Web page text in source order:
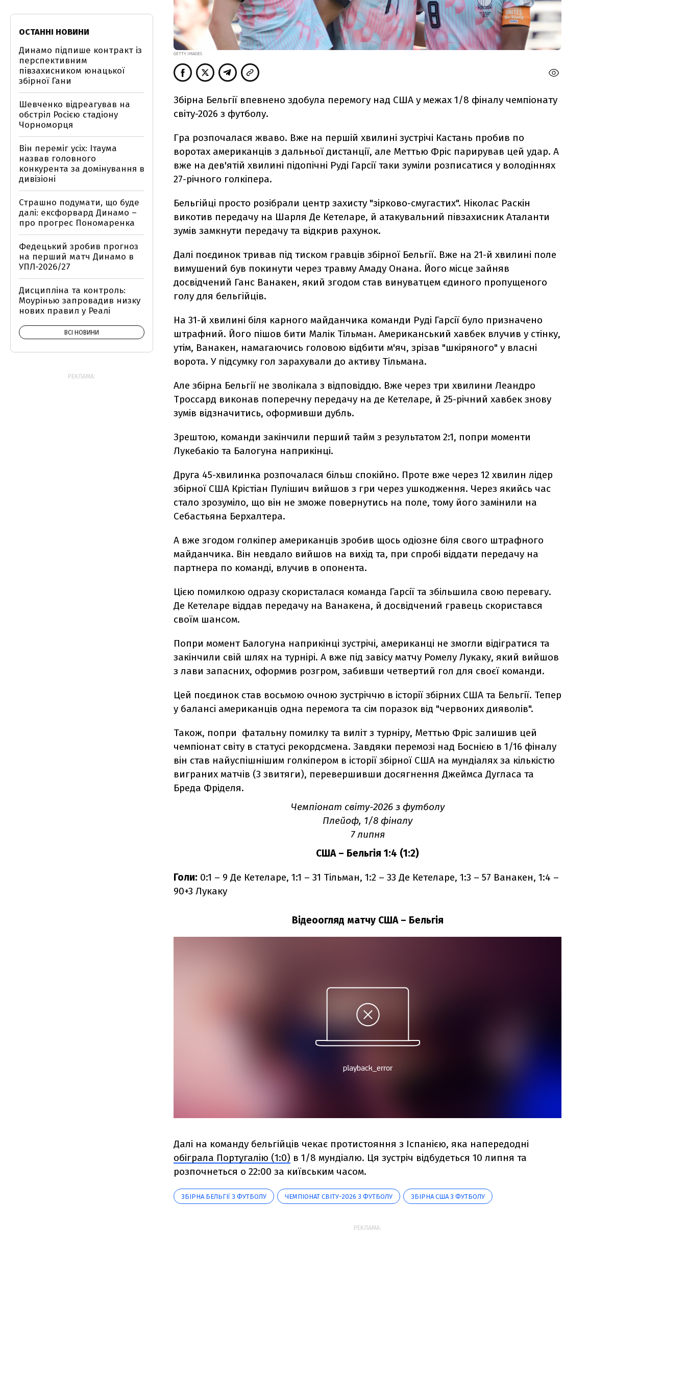
GETTY IMAGES
Збірна Бельгії впевнено здобула перемогу над США у межах 1/8 фіналу чемпіонату
світу-2026 з футболу.
Гра розпочалася жваво. Вже на першій хвилині зустрічі Кастань пробив по
воротах американців з дальньої дистанції, але Меттью Фріс парирував цей удар. А
вже на дев'ятій хвилині підопічні Руді Гарсії таки зуміли розписатися у володіннях
27-річного голкіпера.
Бельгійці просто розібрали центр захисту "зірково-смугастих". Ніколас Раскін
викотив передачу на Шарля Де Кетеларе, й атакувальний півзахисник Аталанти
зумів замкнути передачу та відкрив рахунок.
Далі поєдинок тривав під тиском гравців збірної Бельгії. Вже на 21-й хвилині поле
вимушений був покинути через травму Амаду Онана. Його місце зайняв
досвідчений Ганс Ванакен, який згодом став винуватцем єдиного пропущеного
голу для бельгійців.
На 31-й хвилині біля карного майданчика команди Руді Гарсії було призначено
штрафний. Його пішов бити Малік Тільман. Американський хавбек влучив у стінку,
утім, Ванакен, намагаючись головою відбити м'яч, зрізав "шкіряного" у власні
ворота. У підсумку гол зарахували до активу Тільмана.
Але збірна Бельгії не зволікала з відповіддю. Вже через три хвилини Леандро
Троссард виконав поперечну передачу на де Кетеларе, й 25-річний хавбек знову
зумів відзначитись, оформивши дубль.
Зрештою, команди закінчили перший тайм з результатом 2:1, попри моменти
Лукебакіо та Балогуна наприкінці.
Друга 45-хвилинка розпочалася більш спокійно. Проте вже через 12 хвилин лідер
збірної США Крістіан Пулішич вийшов з гри через ушкодження. Через якийсь час
стало зрозуміло, що він не зможе повернутись на поле, тому його замінили на
Себастьяна Берхалтера.
А вже згодом голкіпер американців зробив щось одіозне біля свого штрафного
майданчика. Він невдало вийшов на вихід та, при спробі віддати передачу на
партнера по команді, влучив в опонента.
Цією помилкою одразу скористалася команда Гарсії та збільшила свою перевагу.
Де Кетеларе віддав передачу на Ванакена, й досвідчений гравець скористався
своїм шансом.
Попри моментБалогуна наприкінці зустрічі, американці не змогли відігратися та
закінчили свій шлях на турнірі. А вже під завісу матчу Ромелу Лукаку, який вийшов
з лави запасних, оформив розгром, забивши четвертий гол для своєї команди.
Цей поєдинок став восьмою очною зустріччю в історії збірних США та Бельгії. Тепер
у балансі американців одна перемога та сім поразок від "червоних дияволів".
Також, попри фатальну помилку та виліт з турніру, Меттью Фріс залишив цей
чемпіонат світу в статусі рекордсмена. Завдяки перемозі над Боснією в 1/16 фіналу
він став найуспішнішим голкіпером в історії збірної США на мундіалях за кількістю
виграних матчів (3 звитяги), перевершивши досягнення Джеймса Дугласа та
Бреда Фріделя.
Чемпіонат світу-2026 з футболу
Плейоф, 1/8 фіналу
7 липня
США – Бельгія 1:4 (1:2)
Голи: 0:1 – 9 Де Кетеларе, 1:1 – 31 Тільман, 1:2 – 33 Де Кетеларе, 1:3 – 57 Ванакен, 1:4 –
90+3 Лукаку
Відеоогляд матчу США – Бельгія
Далі на команду бельгійців чекає протистояння з Іспанією, яка напередодні
обіграла Португалію (1:0) в 1/8 мундіалю. Ця зустріч відбудеться 10 липня та
розпочнеться о 22:00 за київським часом.
ЗБІРНА БЕЛЬГІЇ З ФУТБОЛУ ЧЕМПІОНАТ СВІТУ-2026 З ФУТБОЛУ ЗБІРНА США З ФУТБОЛУ
РЕКЛАМА:
ОСТАННІ НОВИНИ
Динамо підпише контракт із
перспективним
півзахисником юнацької
збірної Гани
Шевченко відреагував на
обстріл Росією стадіону
Чорноморця
Він переміг усіх: Ітаума
назвав головного
конкурента за домінування в
дивізіоні
Страшно подумати, що буде
далі: ексфорвард Динамо –
про прогрес Пономаренка
Федецький зробив прогноз
на перший матч Динамо в
УПЛ-2026/27
Дисципліна та контроль:
Моурінью запровадив низку
нових правил у Реалі
ВСІ НОВИНИ
РЕКЛАМА: